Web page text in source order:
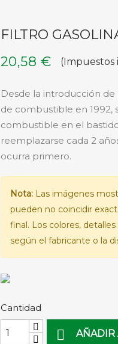
FILTRO
20,58 €
(Impuestos
Desde la introducción de
de combustible en 1992,
combustible en el
reemplazarse cada 2
ocurra primero.
Nota:Las imágenes
pueden no coincidir
final. Los colores,
según el fabricante o la
Cantidad
 AÑADIR